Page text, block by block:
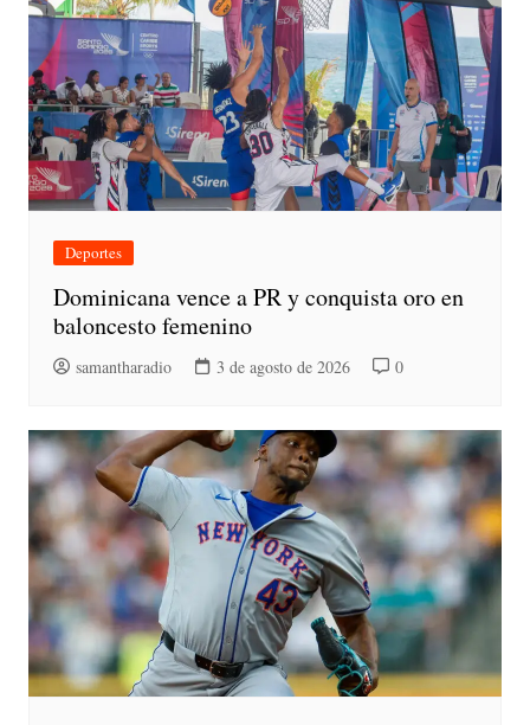
Deportes
Dominicana vence a PR y conquista oro en
baloncesto femenino
samantharadio 3 de agosto de 2026 0